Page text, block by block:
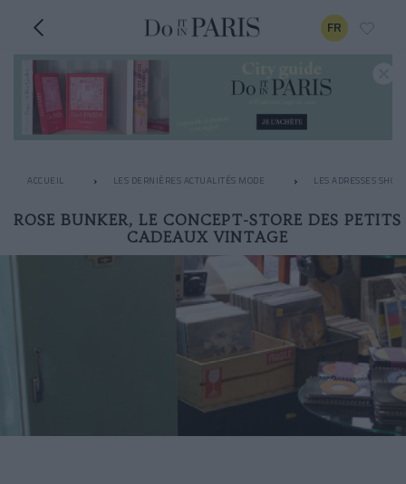
FR
ACCUEIL LES DERNIÈRES ACTUALITÉS MODE LES ADRESSES
ROSE BUNKER, LE CONCEPT-STORE DES PETITS
CADEAUX VINTAGE